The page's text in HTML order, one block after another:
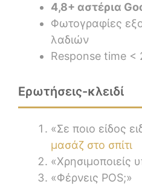
4,8+ αστέρια
Φωτογραφίες
λαδιών
Response time <
Ερωτήσεις-κλειδί
«Σε ποιο είδος
μασάζ στο σπίτι
«Χρησιμοποιείς
«Φέρνεις POS;»